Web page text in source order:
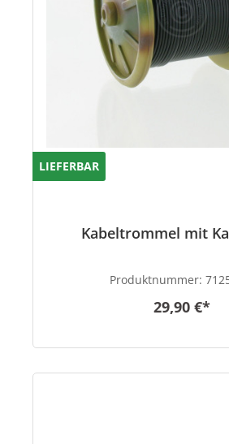
LIEFERBAR
Kabeltrommel mit
Produktnummer:
29,90 €*